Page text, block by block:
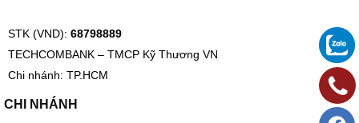
STK (VND): 68798889
TECHCOMBANK – TMCP Kỹ Thương VN
Chi nhánh: TP.HCM
CHI NHÁNH